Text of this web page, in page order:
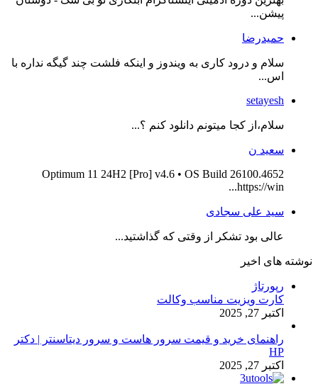
پیشن...
حمیدرضا
سلام و درود کاری به ویندوز و اینکه فلشت چند گیگه نداره با
اس...
setayesh
سلام،از کجا میتونم دانلود کنم ؟...
سعید ن
Optimum 11 24H2 [Pro] v4.6 • OS Build 26100.4652
https://win...
سید علی سجادی
عالی بود تشکر از وقتی که گذاشتید...
نوشته های اخیر
رپورتاژ
کارت ویزیت مناسب وکالت
اکتبر 27, 2025
راهنمای خرید و قیمت سرور هاست و سرور دیتاسنتر | دکتر
HP
اکتبر 27, 2025